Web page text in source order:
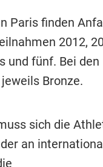
Paris finden
2012,
und fünf. Bei den
Bronze.
sich die
an